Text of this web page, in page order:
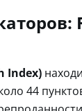
Index)
44